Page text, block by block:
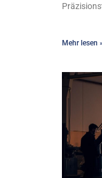
Mehr lesen